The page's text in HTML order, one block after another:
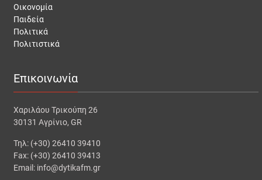
Οικονομία
Παιδεία
Πολιτικά
Πολιτιστικά
Επικοινωνία
Χαριλάου Τρικούπη 26
30131 Αγρίνιο, GR
Τηλ: (+30) 26410 39410
Fax: (+30) 26410 39413
Email: info@dytikafm.gr